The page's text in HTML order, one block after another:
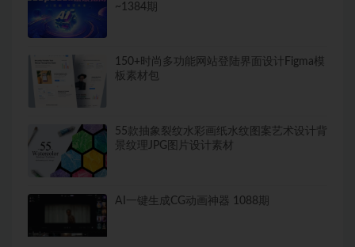
~1384期
150+时尚多功能网站登陆界面设计Figma模
板素材包
55款抽象裂纹水彩画纸水纹图案艺术设计背
景纹理JPG图片设计素材
AI一键生成CG动画神器 1088期